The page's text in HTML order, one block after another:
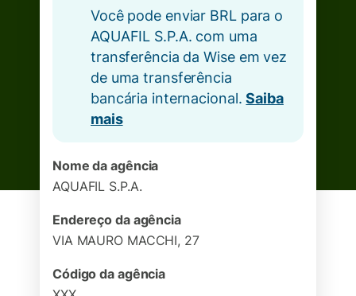
Você pode enviar BRL para o
AQUAFIL S.P.A. com uma
transferência da Wise em vez
de uma transferência
bancária internacional.Saiba
mais
Nome da agência
AQUAFIL S.P.A.
Endereço da agência
VIA MAURO MACCHI, 27
Código da agência